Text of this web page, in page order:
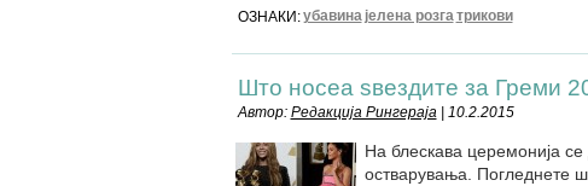
ОЗНАКИ:убавина јелена розгатрикови
Што носеа ѕвездите за Греми
Автор: Редакција Рингераја| 10.2.2015
На блескава церемонија се
остварувања. Погледнете